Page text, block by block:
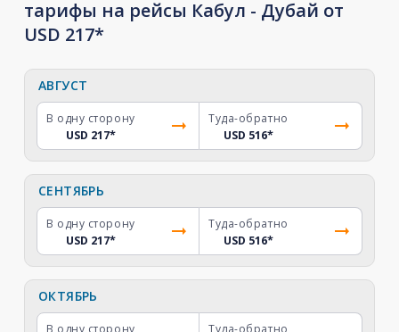
тарифы на рейсы Кабул - Дубай от
USD 217*
АВГУСТ
В одну сторону
USD 217*
Туда-обратно
USD 516*
СЕНТЯБРЬ
В одну сторону
USD 217*
Туда-обратно
USD 516*
ОКТЯБРЬ
В одну сторону Туда-обратно